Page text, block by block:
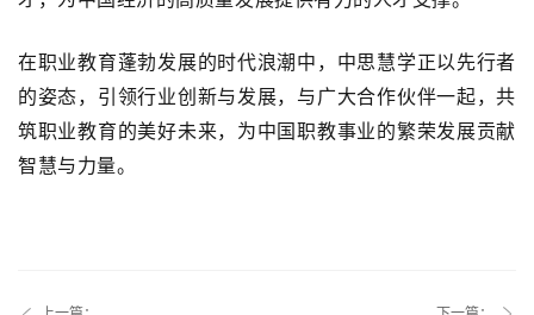
在职业教育蓬勃发展的时代浪潮中，中思慧学正以先行者
的姿态，引领行业创新与发展，与广大合作伙伴一起，共
筑职业教育的美好未来，为中国职教事业的繁荣发展贡献
智慧与力量。